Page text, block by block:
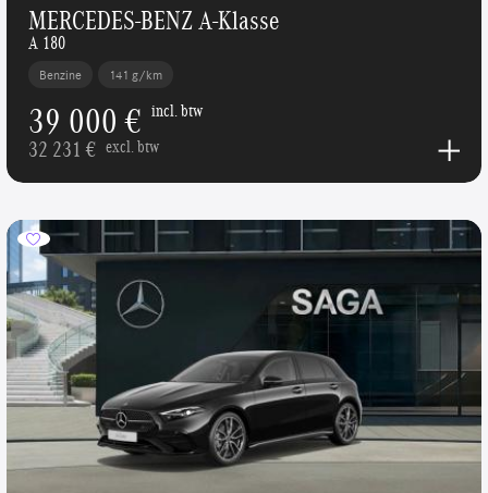
MERCEDES-BENZ A-Klasse
A 180
Benzine 141 g/km
39 000 € incl. btw
32 231 € excl. btw